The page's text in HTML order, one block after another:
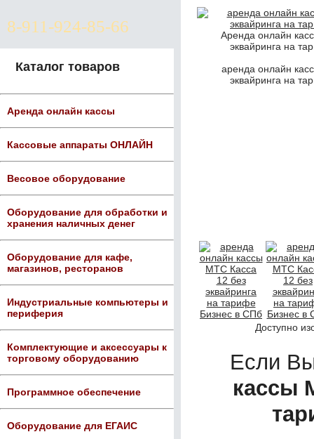
8-911-924-85-66
Каталог товаров
Аренда онлайн кассы
Кассовые аппараты ОНЛАЙН
Весовое оборудование
Оборудование для обработки и
хранения наличных денег
Оборудование для кафе,
магазинов, ресторанов
Индустриальные компьютеры и
периферия
Комплектующие и аксессуары к
торговому оборудованию
Программное обеспечение
Оборудование для ЕГАИС
Аренда онлайн
эквайринга на
аренда онлайн
эквайринга на
Доступно
Если
кассы